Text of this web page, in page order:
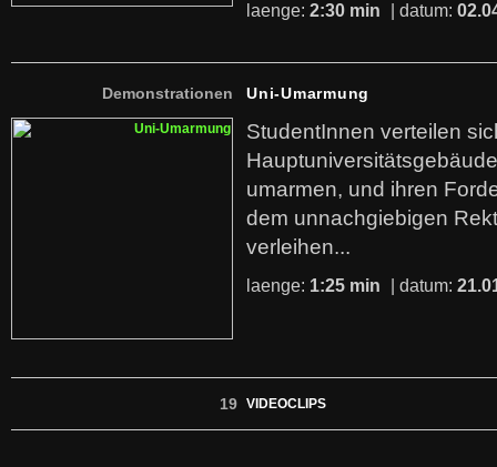
laenge: 2:30 min | datum:
Demonstrationen Uni-Umarmung
StudentInnen verteilen
umarmen, und ihren
dem unnachgiebigen
verleihen...
laenge: 1:25 min | datum:
19 VIDEOCLIPS